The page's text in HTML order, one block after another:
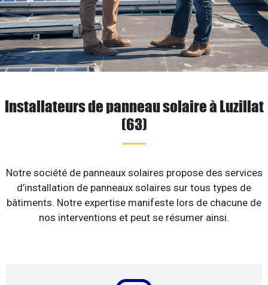
Installateurs de panneau solaire à Luzillat
(63)
Notre société de panneaux solaires propose des services
d’installation de panneaux solaires sur tous types de
bâtiments. Notre expertise manifeste lors de chacune de
nos interventions et peut se résumer ainsi.